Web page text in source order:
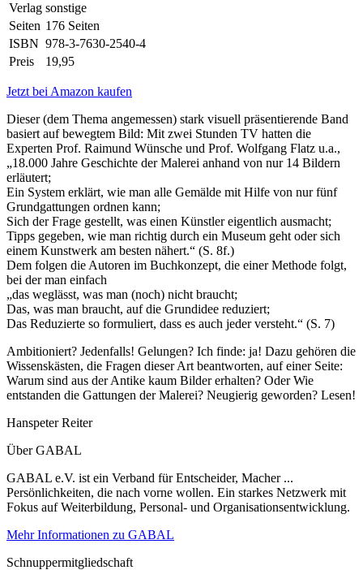
Verlag sonstige
Seiten 176 Seiten
ISBN 978-3-7630-2540-4
Preis
19,95
Jetzt bei Amazon kaufen
Dieser (dem Thema angemessen) stark visuell präsentierende Band
basiert auf bewegtem Bild: Mit zwei Stunden TV hatten die
Experten Prof. Raimund Wünsche und Prof. Wolfgang Flatz u.a.,
„18.000 Jahre Geschichte der Malerei anhand von nur 14 Bildern
erläutert;
Ein System erklärt, wie man alle Gemälde mit Hilfe von nur fünf
Grundgattungen ordnen kann;
Sich der Frage gestellt, was einen Künstler eigentlich ausmacht;
Tipps gegeben, wie man richtig durch ein Museum geht oder sich
einem Kunstwerk am besten nähert.“ (S. 8f.)
Dem folgen die Autoren im Buchkonzept, die einer Methode folgt,
bei der man einfach
„das weglässt, was man (noch) nicht braucht;
Das, was man braucht, auf die Grundidee reduziert;
Das Reduzierte so formuliert, dass es auch jeder versteht.“ (S. 7)
Ambitioniert? Jedenfalls! Gelungen? Ich finde: ja! Dazu gehören die
Wissenskästen, die Fragen dieser Art beantworten, auf einer Seite:
Warum sind aus der Antike kaum Bilder erhalten? Oder Wie
entstanden die Gattungen der Malerei? Neugierig geworden? Lesen!
Hanspeter Reiter
Über GABAL
GABAL e.V. ist ein Verband für Entscheider, Macher ...
Persönlichkeiten, die nach vorne wollen. Ein starkes Netzwerk mit
Fokus auf Weiterbildung, Personal- und Organisationsentwicklung.
Mehr Informationen zu GABAL
Schnuppermitgliedschaft